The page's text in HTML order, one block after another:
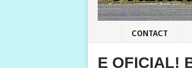
CONTACT
E OFICIAL!